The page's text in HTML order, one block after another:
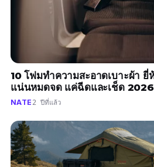
10 โฟมทำความสะอาดเบาะผ้า
แน่นหมดจด แค่ฉีดและเช็ด 2026
NATE 2 ปีที่แล้ว